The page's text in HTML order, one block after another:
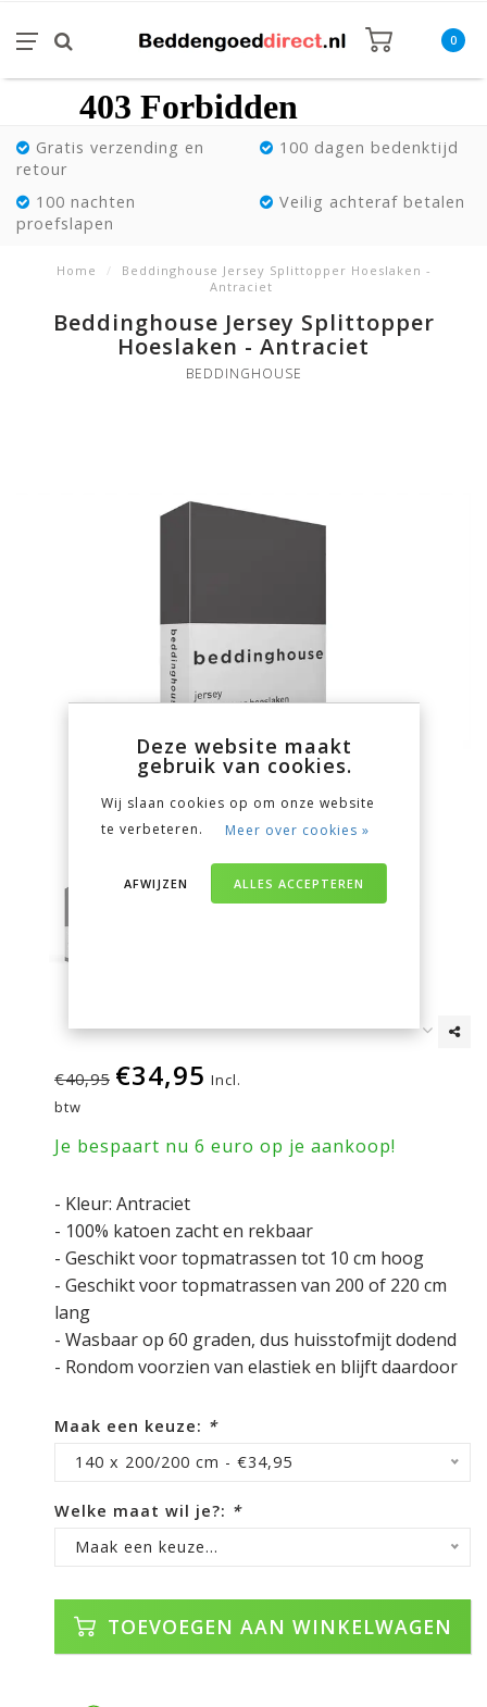
0
Gratis verzending en
retour
100 dagen bedenktijd
100 nachten
proefslapen
Veilig achteraf betalen
Home /
Beddinghouse Jersey Splittopper Hoeslaken -
Antraciet
Beddinghouse Jersey Splittopper
Hoeslaken - Antraciet
BEDDINGHOUSE
€40,95 €34,95 Incl.
btw
Je bespaart nu 6 euro op je aankoop!
- Kleur: Antraciet
- 100% katoen zacht en rekbaar
- Geschikt voor topmatrassen tot 10 cm hoog
- Geschikt voor topmatrassen van 200 of 220 cm
lang
- Wasbaar op 60 graden, dus huisstofmijt dodend
- Rondom voorzien van elastiek en blijft daardoor
Maak een keuze: *
140 x 200/200 cm - €34,95
Welke maat wil je?: *
Maak een keuze...
TOEVOEGEN AAN WINKELWAGEN
Deze website maakt
gebruik van cookies.
Wij slaan cookies op om onze website
te verbeteren.
Meer over cookies »
ALLES ACCEPTEREN
AFWIJZEN